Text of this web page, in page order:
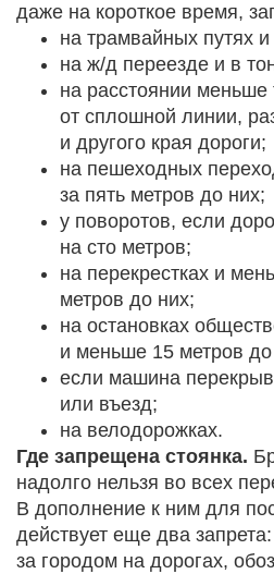
даже на короткое время,
на трамвайных путях
на ж/д переезде и в
на расстоянии меньше
от сплошной линии,
и другого края дороги;
на пешеходных
за пять метров до них;
у поворотов, если
на сто метров;
на перекрестках и
метров до них;
на остановках
и меньше 15 метров до
если машина
или въезд;
на велодорожках.
Где запрещена стоянка.
надолго нельзя во всех
В дополнение к ним для
действует еще два запрета:
за городом на дорогах,